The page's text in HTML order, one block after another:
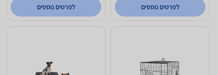
לפרטים נוספים לפרטים נוספים